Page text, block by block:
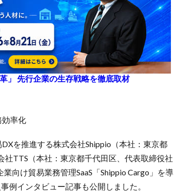
」 先行企業の生存戦略を徹底取材
効率化
を推進する株式会社Shippio（本社：東京都
TTS（本社：東京都千代田区、代表取締役社
向け貿易業務管理SaaS「Shippio Cargo」を導
例インタビュー記事も公開しました。